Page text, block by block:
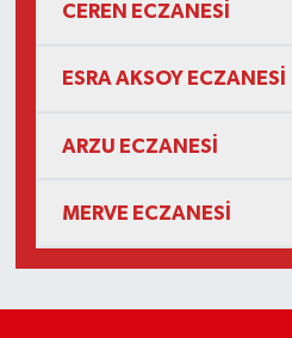
CEREN ECZANESİ
ESRA AKSOY ECZANESİ
ARZU ECZANESİ
MERVE ECZANESİ